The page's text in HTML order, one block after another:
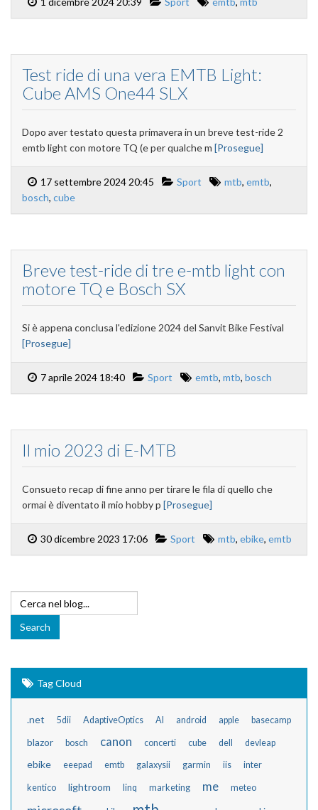
Test ride di una vera EMTB Light:
Cube AMS One44 SLX
Dopo aver testato questa primavera in un breve test-ride 2
emtb light con motore TQ (e per qualche m [Prosegue]
17 settembre 2024 20:45 Sport mtb, emtb,
bosch, cube
Breve test-ride di tre e-mtb light con
motore TQ e Bosch SX
Si è appena conclusa l'edizione 2024 del Sanvit Bike Festival
[Prosegue]
7 aprile 2024 18:40 Sport emtb, mtb, bosch
Il mio 2023 di E-MTB
Consueto recap di fine anno per tirare le fila di quello che
ormai è diventato il mio hobby p [Prosegue]
30 dicembre 2023 17:06 Sport mtb, ebike, emtb
Tag Cloud
.net 5dii AdaptiveOptics AI android apple basecamp
blazor bosch canon concerti cube dell devleap
ebike eeepad emtb galaxysii garmin iis inter
kentico lightroom linq marketing me meteo